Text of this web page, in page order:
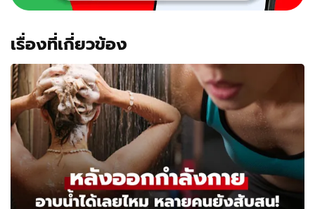
เรื่องที่เกี่ยวข้อง